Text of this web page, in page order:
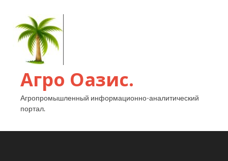
Агро Оазис.
Агропромышленный информационно-аналитический
портал.